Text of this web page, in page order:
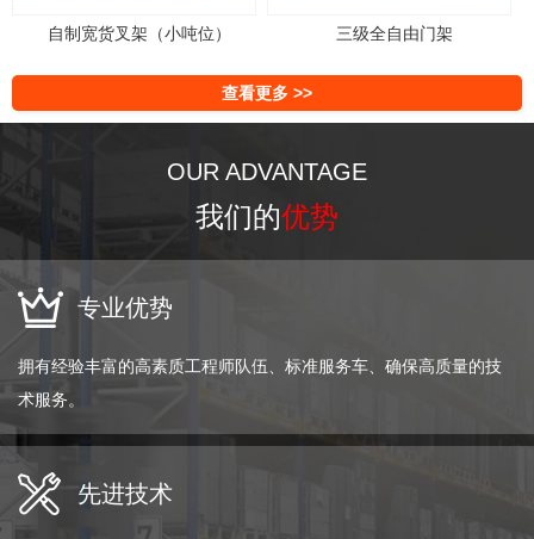
自制宽货叉架（小吨位） 三级全自由门架
查看更多 >>
OUR ADVANTAGE
我们的优势
专业优势
拥有经验丰富的高素质工程师队伍、标准服务车、确保高质量的技
术服务。
先进技术